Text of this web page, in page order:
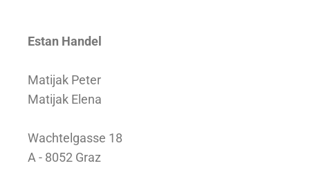
Estan Handel
Matijak Peter
Matijak Elena
Wachtelgasse 18
A - 8052 Graz